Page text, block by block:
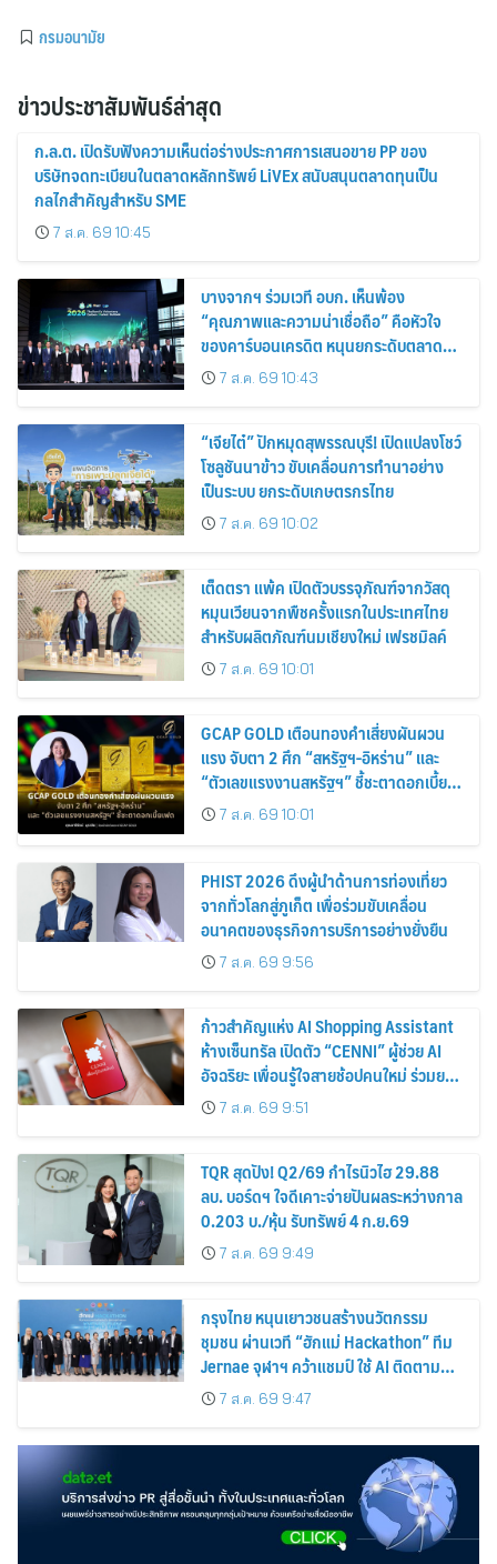
กรมอนามัย
ข่าวประชาสัมพันธ์ล่าสุด
ก.ล.ต. เปิดรับฟังความเห็นต่อร่างประกาศการเสนอขาย PP ของ
บริษัทจดทะเบียนในตลาดหลักทรัพย์ LiVEx สนับสนุนตลาดทุนเป็น
กลไกสำคัญสำหรับ SME
7 ส.ค. 69 10:45
บางจากฯ ร่วมเวที อบก. เห็นพ้อง
“คุณภาพและความน่าเชื่อถือ” คือหัวใจ
ของคาร์บอนเครดิต หนุนยกระดับตลาด
คาร์บอนไทย เชื่อมโยงอาเซียน เปิดโอกาสสู่
ตลาดสากล
7 ส.ค. 69 10:43
“เจียไต๋” ปักหมุดสุพรรณบุรี! เปิดแปลงโชว์
โซลูชันนาข้าว ขับเคลื่อนการทำนาอย่าง
เป็นระบบ ยกระดับเกษตรกรไทย
7 ส.ค. 69 10:02
เต็ดตรา แพ้ค เปิดตัวบรรจุภัณฑ์จากวัสดุ
หมุนเวียนจากพืชครั้งแรกในประเทศไทย
สำหรับผลิตภัณฑ์นมเชียงใหม่ เฟรชมิลค์
7 ส.ค. 69 10:01
GCAP GOLD เตือนทองคำเสี่ยงผันผวน
แรง จับตา 2 ศึก “สหรัฐฯ-อิหร่าน” และ
“ตัวเลขแรงงานสหรัฐฯ” ชี้ชะตาดอกเบี้ย
เฟด7 ส.ค. 69 10:01
PHIST 2026 ดึงผู้นำด้านการท่องเที่ยว
จากทั่วโลกสู่ภูเก็ต เพื่อร่วมขับเคลื่อน
อนาคตของธุรกิจการบริการอย่างยั่งยืน
7 ส.ค. 69 9:56
ก้าวสำคัญแห่ง AI Shopping Assistant
ห้างเซ็นทรัล เปิดตัว “CENNI” ผู้ช่วย AI
อัจฉริยะ เพื่อนรู้ใจสายช้อปคนใหม่ ร่วมยก
ระดับประสบการณ์ช้อปปิ้งให้ง่ายขึ้นได้ ใน
แชตเดียว
7 ส.ค. 69 9:51
TQR สุดปัง! Q2/69 กำไรนิวไฮ 29.88
ลบ. บอร์ดฯ ใจดีเคาะจ่ายปันผลระหว่างกาล
0.203 บ./หุ้น รับทรัพย์ 4 ก.ย.69
7 ส.ค. 69 9:49
กรุงไทย หนุนเยาวชนสร้างนวัตกรรม
ชุมชน ผ่านเวที “ฮักแม่ Hackathon” ทีม
Jernae จุฬาฯ คว้าแชมป์ ใช้ AI ติดตาม
ทรัพย์สินสูญหาย
7 ส.ค. 69 9:47